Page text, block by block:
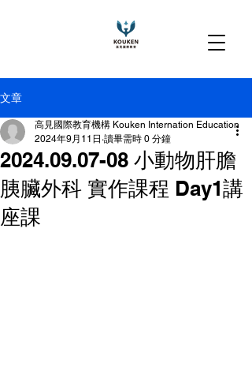
文章
2024.09.07-08 小動物肝膽
胰臟外科 實作課程 Day1講
座課
高見國際教育機構 Kouken Internation Education
2024年9月11日 讀畢需時 0 分鐘